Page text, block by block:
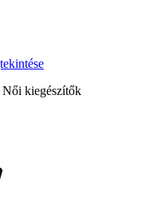
Női kiegészítők